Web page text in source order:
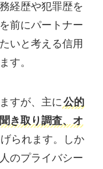
経歴や犯罪歴を
前にパートナー
いと考える信用
す。
すが、主に 公的
き取り調査、オ
られます。しか
のプライバシー